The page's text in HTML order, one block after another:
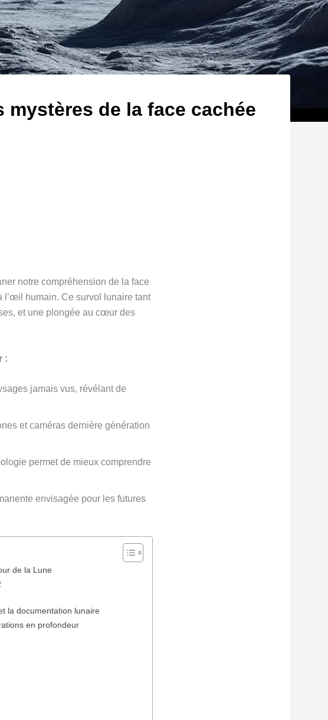
de la face cachée
notre compréhension de la face
l’œil humain. Ce survol lunaire tant
et une plongée au cœur des
:
jamais vus, révélant de
et caméras dernière génération
permet de mieux comprendre
envisagée pour les futures
de la Lune
la documentation lunaire
en profondeur